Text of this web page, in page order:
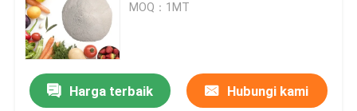
Kontak
Produk
MOQ：1MT
Harga terbaik Hubungi kami